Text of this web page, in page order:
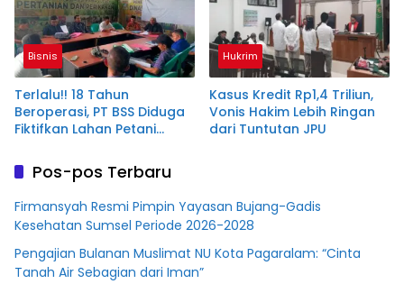
Bisnis
Terlalu!! 18 Tahun
Beroperasi, PT BSS Diduga
Fiktifkan Lahan Petani
Hukrim
Kasus Kredit Rp1,4 Triliun,
Vonis Hakim Lebih Ringan
dari Tuntutan JPU
Pos-pos Terbaru
Firmansyah Resmi Pimpin Yayasan Bujang-Gadis
Kesehatan Sumsel Periode 2026-2028
Pengajian Bulanan Muslimat NU Kota Pagaralam: “Cinta
Tanah Air Sebagian dari Iman”